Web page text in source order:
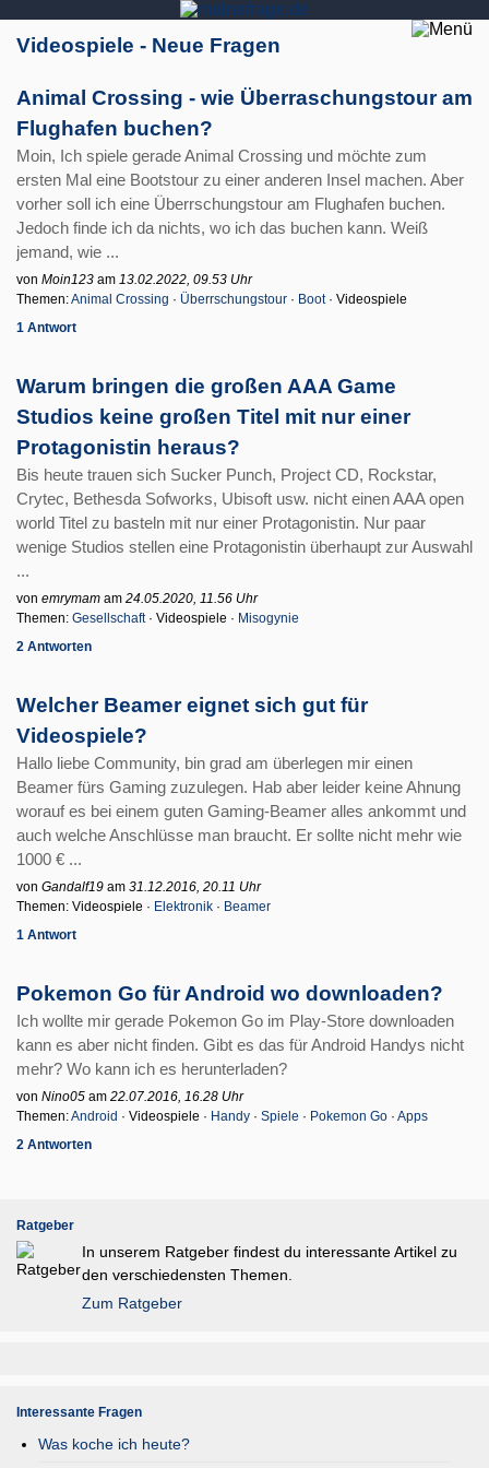
Videospiele - Neue Fragen
Animal Crossing - wie Überraschungstour am
Flughafen buchen?
Moin, Ich spiele gerade Animal Crossing und möchte zum
ersten Mal eine Bootstour zu einer anderen Insel machen. Aber
vorher soll ich eine Überrschungstour am Flughafen buchen.
Jedoch finde ich da nichts, wo ich das buchen kann. Weiß
jemand, wie ...
von Moin123 am 13.02.2022, 09.53 Uhr
Themen:Animal Crossing · Überrschungstour · Boot· Videospiele
1 Antwort
Warum bringen die großen AAA Game
Studios keine großen Titel mit nur einer
Protagonistin heraus?
Bis heute trauen sich Sucker Punch, Project CD, Rockstar,
Crytec, Bethesda Sofworks, Ubisoft usw. nicht einen AAA open
world Titel zu basteln mit nur einer Protagonistin. Nur paar
wenige Studios stellen eine Protagonistin überhaupt zur Auswahl
...
von emrymam am 24.05.2020, 11.56 Uhr
Themen: Gesellschaft· Videospiele · Misogynie
2 Antworten
Welcher Beamer eignet sich gut für
Videospiele?
Hallo liebe Community, bin grad am überlegen mir einen
Beamer fürs Gaming zuzulegen. Hab aber leider keine Ahnung
worauf es bei einem guten Gaming-Beamer alles ankommt und
auch welche Anschlüsse man braucht. Er sollte nicht mehr wie
1000 € ...
von Gandalf19 am 31.12.2016, 20.11 Uhr
Themen: Videospiele · Elektronik · Beamer
1 Antwort
Pokemon Go für Android wo downloaden?
Ich wollte mir gerade Pokemon Go im Play-Store downloaden
kann es aber nicht finden. Gibt es das für Android Handys nicht
mehr? Wo kann ich es herunterladen?
von Nino05 am 22.07.2016, 16.28 Uhr
Themen:Android · Videospiele · Handy · Spiele · Pokemon Go · Apps
2 Antworten
Ratgeber
In unserem Ratgeber findest du interessante Artikel zu
den verschiedensten Themen.
Zum Ratgeber
Interessante Fragen
Was koche ich heute?